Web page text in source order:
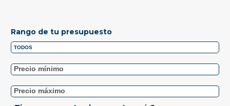
Rango de tu presupuesto